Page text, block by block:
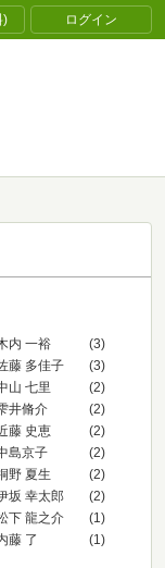
) ログイン
内 一裕
(3)
藤 多佳子
(3)
山 七里
(2)
井脩介
(2)
藤 史恵
(2)
島京子
(2)
野 夏生
(2)
坂 幸太郎
(2)
下 龍之介
(1)
藤 了
(1)